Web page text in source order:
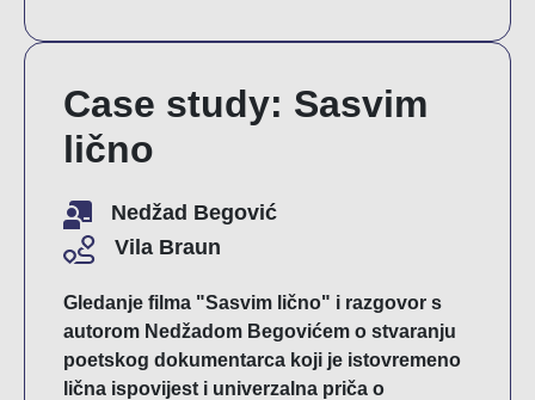
Case study: Sasvim
lično
Nedžad Begović
Vila Braun
Gledanje filma "Sasvim lično" i razgovor s
autorom Nedžadom Begovićem o stvaranju
poetskog dokumentarca koji je istovremeno
lična ispovijest i univerzalna priča o